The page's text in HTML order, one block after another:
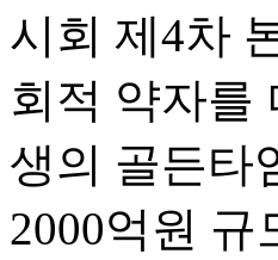
시회 제4차
회적 약자를
생의 골든타
2000억원